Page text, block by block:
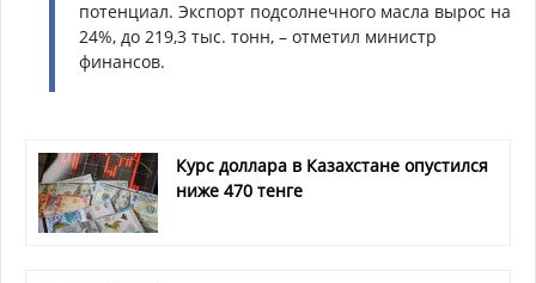
потенциал. Экспорт подсолнечного масла вырос на
24%, до 219,3 тыс. тонн, – отметил министр
финансов.
Курс доллара в Казахстане опустился
ниже 470 тенге